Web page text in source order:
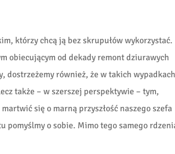
którzy chcą ją bez skrupułów wykorzystać.
obiecującym od dekady remont dziurawych
dostrzeżemy również, że w takich wypadkach
także – w szerszej perspektywie – tym,
się o marną przyszłość naszego szefa
pomyślmy o sobie. Mimo tego samego